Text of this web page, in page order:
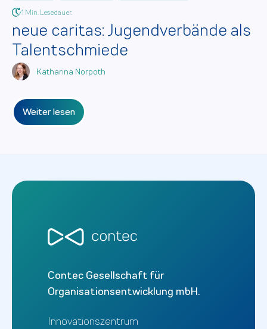
1 Min. Lesedauer.
neue caritas: Jugendverbände als
Talentschmiede
Katharina Norpoth
Weiter lesen
Contec Gesellschaft für
Organisationsentwicklung mbH.
Innovationszentrum